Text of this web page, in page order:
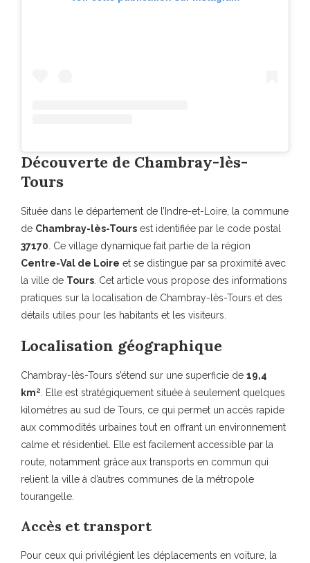
Découverte de Chambray-lès-
Tours
Située dans le département de l’Indre-et-Loire, la commune
de Chambray-lès-Tours est identifiée par le code postal
37170 . Ce village dynamique fait partie de la région
Centre-Val de Loire et se distingue par sa proximité avec
la ville de Tours . Cet article vous propose des informations
pratiques sur la localisation de Chambray-lès-Tours et des
détails utiles pour les habitants et les visiteurs.
Localisation géographique
Chambray-lès-Tours s’étend sur une superficie de 19,4
km² . Elle est stratégiquement située à seulement quelques
kilomètres au sud de Tours, ce qui permet un accès rapide
aux commodités urbaines tout en offrant un environnement
calme et résidentiel. Elle est facilement accessible par la
route, notamment grâce aux transports en commun qui
relient la ville à d’autres communes de la métropole
tourangelle.
Accès et transport
Pour ceux qui privilégient les déplacements en voiture, la